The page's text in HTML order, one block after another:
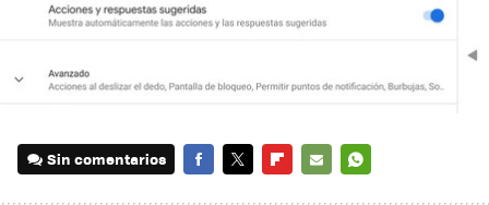
Sin comentarios